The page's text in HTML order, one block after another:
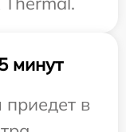
минут
в